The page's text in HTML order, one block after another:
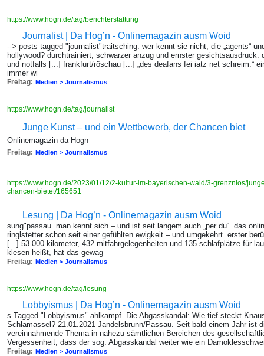
https://www.hogn.de/tag/berichterstattung
Journalist | Da Hog’n - Onlinemagazin ausm Woid
--> posts tagged "journalist"traitsching. wer kennt sie nicht, die „agents“
hollywood? durchtrainiert, schwarzer anzug und ernster
und notfalls [...] frankfurt/röschau [...] „des deafans fei iatz net schreim.“
immer wi
Freitag: Medien > Journalismus
https://www.hogn.de/tag/journalist
Junge Kunst – und ein Wettbewerb, der Chancen biet
Onlinemagazin da Hogn
Freitag: Medien > Journalismus
https://www.hogn.de/2023/01/12/2-kultur-im-bayerischen-wald/3-grenznlos/
chancen-bietet/165651
Lesung | Da Hog’n - Onlinemagazin ausm Woid
sung"passau. man kennt sich – und ist seit langem auch „per du“. das
ringlstetter schon seit einer gefühlten ewigkeit – und umgekehrt. erster
[...] 53.000 kilometer, 432 mitfahrgelegenheiten und 135 schlafplätze für
klesen heißt, hat das gewag
Freitag: Medien > Journalismus
https://www.hogn.de/tag/lesung
Lobbyismus | Da Hog’n - Onlinemagazin ausm Woid
s Tagged "Lobbyismus" ahlkampf. Die Abgasskandal: Wie tief steckt
Schlamassel? 21.01.2021 Jandelsbrunn/Passau. Seit bald einem Jahr ist
vereinnahmende Thema in nahezu sämtlichen Bereichen des
Vergessenheit, dass der sog. Abgasskandal weiter wie ein
Freitag: Medien > Journalismus